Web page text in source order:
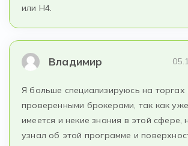
или H4.
Владимир
Я больше специализируюсь на торгах
проверенными брокерами, так как
имеется и некие знания в этой сфере,
узнал об этой программе и